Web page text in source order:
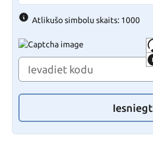
Atlikušo simbolu skaits: 1000
Iesniegt